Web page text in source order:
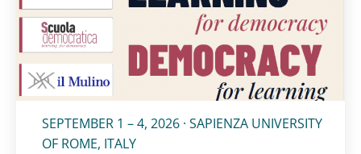
Titolo card:
SEPTEMBER 1 – 4, 2026 · SAPIENZA UNIVERSITY
OF ROME, ITALY